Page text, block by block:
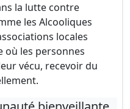
la lutte contre
les Alcooliques
locales
où les personnes
vécu, recevoir du